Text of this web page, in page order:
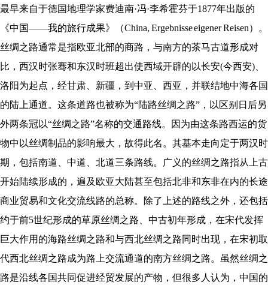
最早来自于德国地理学家费迪南·冯·李希霍芬于1877年出版的
《中国——我的旅行成果》（China, Ergebnisse eigener Reisen）。
丝绸之路通常是指欧亚北部的商路，与南方的茶马古道形成对
比，西汉时张骞和东汉时班超出使西域开辟的以长安(今西安)、
洛阳为起点，经甘肃、新疆，到中亚、西亚，并联结地中海各国
的陆上通道。这条道路也被称为“陆路丝绸之路”，以区别日后另
外两条冠以“丝绸之路”名称的交通路线。因为由这条路西运的货
物中以丝绸制品的影响最大，故得此名。其基本走向定于两汉时
期，包括南道、中道、北道三条路线。广义的丝绸之路指从上古
开始陆续形成的，遍及欧亚大陆甚至包括北非和东非在内的长途
商业贸易和文化交流线路的总称。除了上述的路线之外，还包括
约于前5世纪形成的草原丝绸之路、中古初年形成，在宋代发挥
巨大作用的海路丝绸之路和与西北丝绸之路同时出现，在宋初取
代西北丝绸之路成为路上交流通道的南方丝绸之路。虽然丝绸之
路是沿线各国共同促进经贸发展的产物，但很多人认为，中国的